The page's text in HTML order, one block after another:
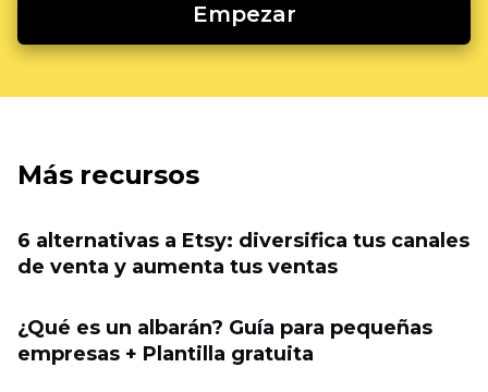
Empezar
Más recursos
6 alternativas a Etsy: diversifica tus canales
de venta y aumenta tus ventas
¿Qué es un albarán? Guía para pequeñas
empresas + Plantilla gratuita